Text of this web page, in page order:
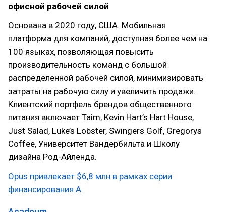
офисной рабочей силой
Основана в 2020 году, США. Мобильная
платформа для компаний, доступная более чем на
100 языках, позволяющая повысить
производительность команд с большой
распределенной рабочей силой, минимизировать
затраты на рабочую силу и увеличить продажи.
Клиентский портфель брендов общественного
питания включает Taim, Kevin Hart’s Hart House,
Just Salad, Luke’s Lobster, Swingers Golf, Gregorys
Coffee, Университет Вандербильта и Школу
дизайна Род-Айленда.
Opus привлекает $6,8 млн в рамках серии
финансирования A